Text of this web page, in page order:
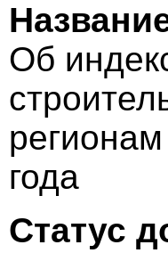
Об
года
Статус